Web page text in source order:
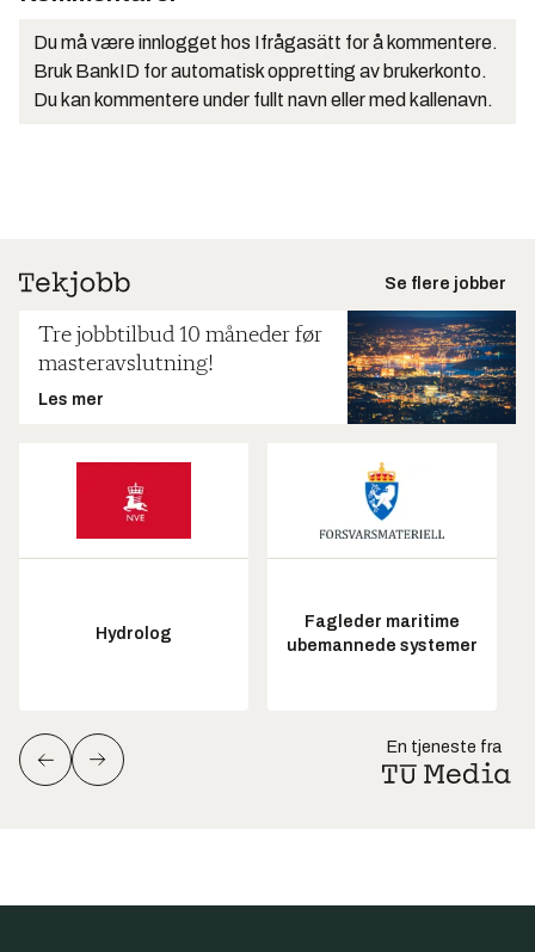
Du må være innlogget hos Ifrågasätt for å kommentere.
Bruk BankID for automatisk oppretting av brukerkonto.
Du kan kommentere under fullt navn eller med kallenavn.
Se flere jobber
Tre jobbtilbud 10 måneder før
masteravslutning!
Les mer
Hydrolog
Fagleder maritime
ubemannede systemer
En tjeneste fra